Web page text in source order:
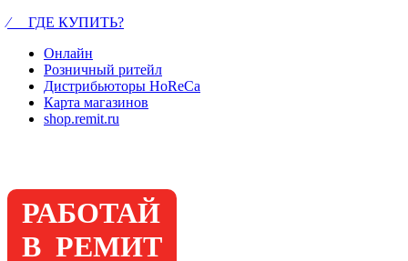
⁄ ГДЕ КУПИТЬ?
Онлайн
Розничный ритейл
Дистрибьюторы HoReCa
Карта магазинов
shop.remit.ru
РАБОТАЙ
В РЕМИТ